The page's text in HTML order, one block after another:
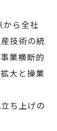
から全社
技術の統
業横断的
大と操業
ち上げの